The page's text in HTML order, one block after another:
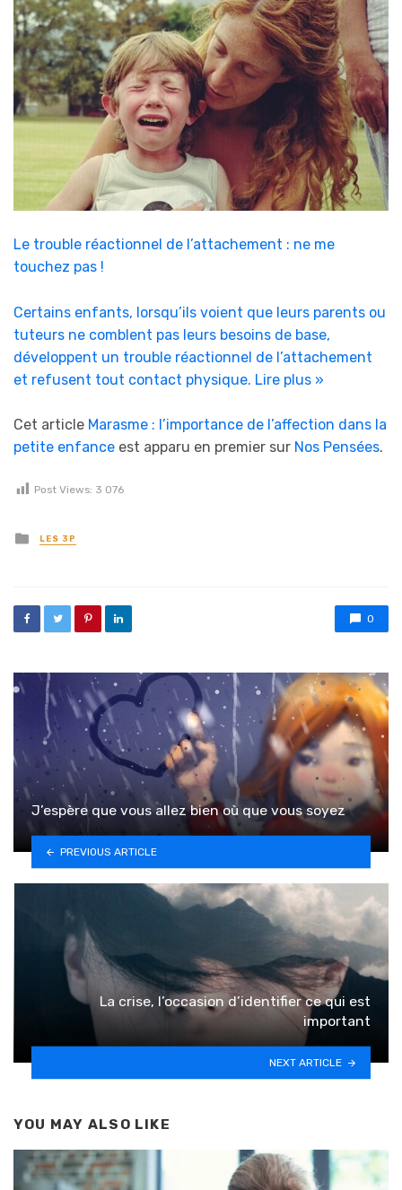
Le trouble réactionnel de l’attachement : ne me
touchez pas !
Certains enfants, lorsqu’ils voient que leurs parents ou
tuteurs ne comblent pas leurs besoins de base,
développent un trouble réactionnel de l’attachement
et refusent tout contact physique. Lire plus »
Cet article Marasme : l’importance de l’affection dans la
petite enfance est apparu en premier sur Nos Pensées.
Post Views: 3 076
Posted in
LES 3P
0
J’espère que vous allez bien où que vous soyez
PREVIOUS ARTICLE
La crise, l’occasion d’identifier ce qui est
important
NEXT ARTICLE
YOU MAY ALSO LIKE